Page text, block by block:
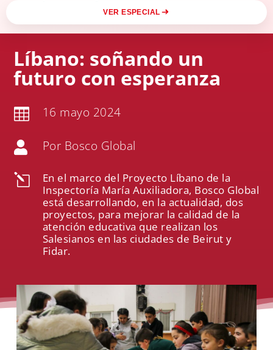
VER ESPECIAL
Líbano: soñando un
futuro con esperanza
 16 mayo 2024
 Por Bosco Global
l
En el marco del Proyecto Líbano de la
Inspectoría María Auxiliadora, Bosco Global
está desarrollando, en la actualidad, dos
proyectos, para mejorar la calidad de la
atención educativa que realizan los
Salesianos en las ciudades de Beirut y
Fidar.